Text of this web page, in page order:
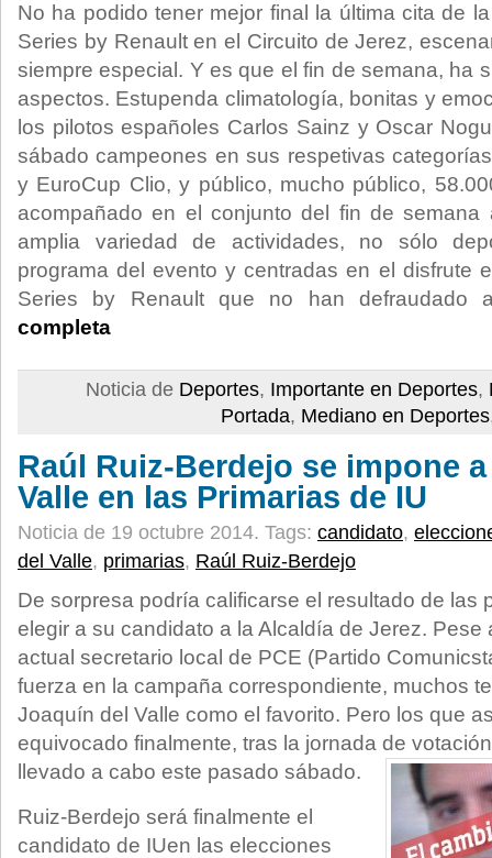
No ha podido tener mejor final la última cita de
Series by Renault en el Circuito de Jerez,
siempre especial. Y es que el fin de semana, ha
aspectos. Estupenda climatología, bonitas y
los pilotos españoles Carlos Sainz y Oscar
sábado campeones en sus respetivas
y EuroCup Clio, y público, mucho público,
acompañado en el conjunto del fin de
amplia variedad de actividades, no sólo
programa del evento y centradas en el disfrute
Series by Renault que no han defraudado
completa
Noticia de Deportes, Importante en Deportes,
Portada, Mediano en Deportes
Raúl Ruiz-Berdejo se impone
Valle en las Primarias de IU
Noticia de 19 octubre 2014. Tags: candidato,
del Valle, primarias, Raúl Ruiz-Berdejo
De sorpresa podría calificarse el resultado de las
elegir a su candidato a la Alcaldía de Jerez. Pese
actual secretario local de PCE (Partido
fuerza en la campaña correspondiente, muchos
Joaquín del Valle como el favorito. Pero los que
equivocado finalmente, tras la jornada de
llevado a cabo este pasado sábado.
Ruiz-Berdejo será finalmente el
candidato de IUen las elecciones